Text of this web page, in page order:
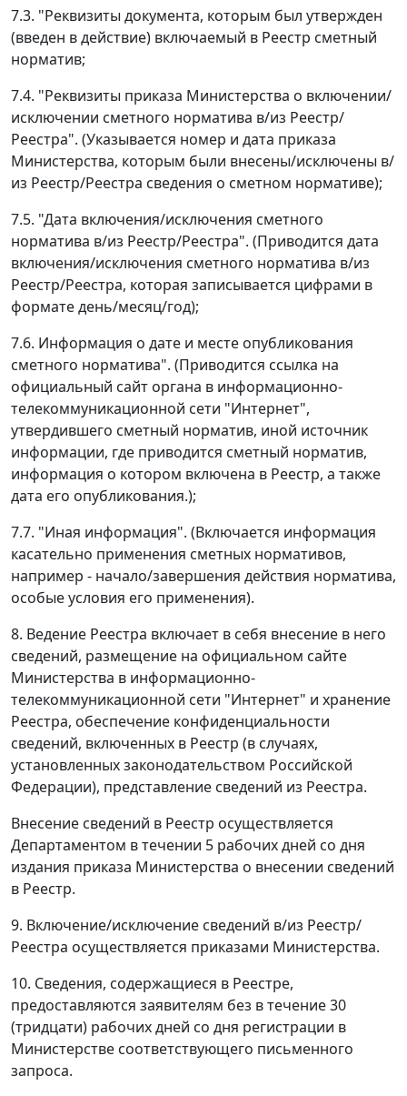
7.3. "Реквизиты документа, которым был утвержден
(введен в действие) включаемый в Реестр сметный
норматив;
7.4. "Реквизиты приказа Министерства о включении/
исключении сметного норматива в/из Реестр/
Реестра". (Указывается номер и дата приказа
Министерства, которым были внесены/исключены в/
из Реестр/Реестра сведения о сметном нормативе);
7.5. "Дата включения/исключения сметного
норматива в/из Реестр/Реестра". (Приводится дата
включения/исключения сметного норматива в/из
Реестр/Реестра, которая записывается цифрами в
формате день/месяц/год);
7.6. Информация о дате и месте опубликования
сметного норматива". (Приводится ссылка на
официальный сайт органа в информационно-
телекоммуникационной сети "Интернет",
утвердившего сметный норматив, иной источник
информации, где приводится сметный норматив,
информация о котором включена в Реестр, а также
дата его опубликования.);
7.7. "Иная информация". (Включается информация
касательно применения сметных нормативов,
например - начало/завершения действия норматива,
особые условия его применения).
8. Ведение Реестра включает в себя внесение в него
сведений, размещение на официальном сайте
Министерства в информационно-
телекоммуникационной сети "Интернет" и хранение
Реестра, обеспечение конфиденциальности
сведений, включенных в Реестр (в случаях,
установленных законодательством Российской
Федерации), представление сведений из Реестра.
Внесение сведений в Реестр осуществляется
Департаментом в течении 5 рабочих дней со дня
издания приказа Министерства о внесении сведений
в Реестр.
9. Включение/исключение сведений в/из Реестр/
Реестра осуществляется приказами Министерства.
10. Сведения, содержащиеся в Реестре,
предоставляются заявителям без в течение 30
(тридцати) рабочих дней со дня регистрации в
Министерстве соответствующего письменного
запроса.